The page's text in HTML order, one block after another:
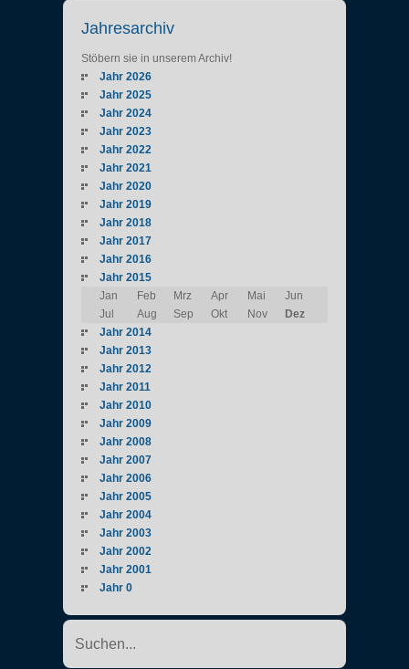
Jahresarchiv
Stöbern sie in unserem Archiv!
Jahr 2026
Jahr 2025
Jahr 2024
Jahr 2023
Jahr 2022
Jahr 2021
Jahr 2020
Jahr 2019
Jahr 2018
Jahr 2017
Jahr 2016
Jahr 2015
Jan
Feb Mrz Apr Mai
Jun
Jul
Aug Sep Okt Nov
Dez
Jahr 2014
Jahr 2013
Jahr 2012
Jahr 2011
Jahr 2010
Jahr 2009
Jahr 2008
Jahr 2007
Jahr 2006
Jahr 2005
Jahr 2004
Jahr 2003
Jahr 2002
Jahr 2001
Jahr 0